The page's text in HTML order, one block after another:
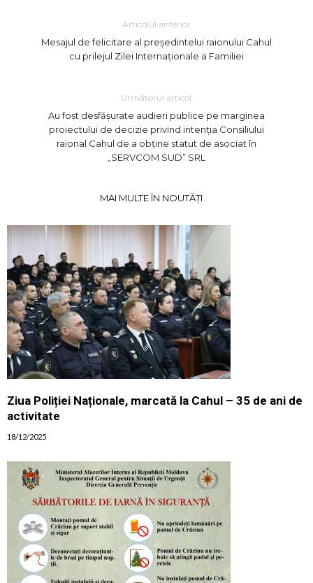
Articolul anterior
Mesajul de felicitare al președintelui raionului Cahul
cu prilejul Zilei Internaționale a Familiei
Următorul articol
Au fost desfășurate audieri publice pe marginea
proiectului de decizie privind intenția Consiliului
raional Cahul de a obține statut de asociat în
„SERVCOM SUD” SRL
MAI MULTE ÎN NOUTĂȚI
Ziua Poliției Naționale, marcată la Cahul – 35 de ani de
activitate
18/12/2025